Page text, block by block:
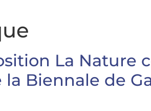
La Nature
Biennale de